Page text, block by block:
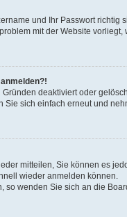
und Ihr Passwort
mit der Website vorliegt,
deaktiviert oder
sich einfach erneut und
mitteilen, Sie können es
wieder anmelden können.
so wenden Sie sich an die